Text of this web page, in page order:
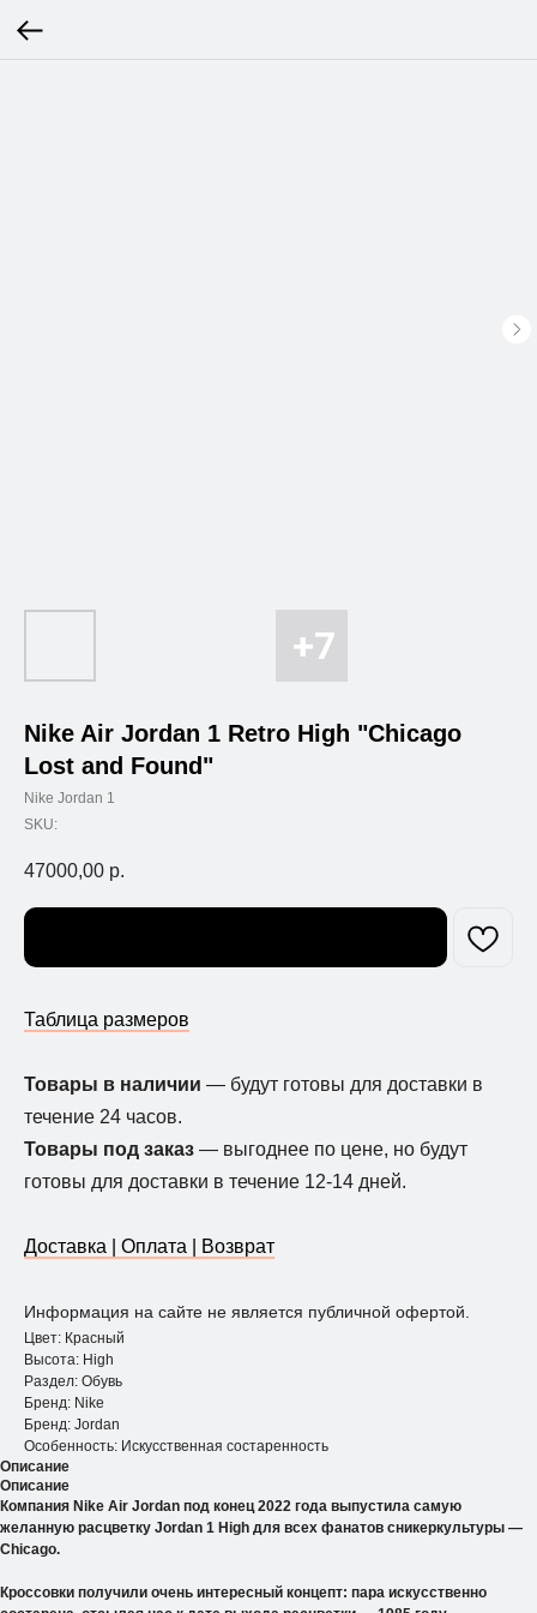
Nike Air Jordan 1 Retro High "Chicago
Lost and Found"
Nike Jordan 1
SKU:
47000,00 р.
Таблица размеров
Товары в наличии — будут готовы для доставки в
течение 24 часов.
Товары под заказ — выгоднее по цене, но будут
готовы для доставки в течение 12-14 дней.
Доставка | Оплата | Возврат
Информация на сайте не является публичной офертой.
Цвет: Красный
Высота: Нigh
Раздел: Обувь
Бренд: Nike
Бренд: Jordan
Особенность: Искусственная состаренность
Описание
Описание
Компания Nike Air Jordan под конец 2022 года выпустила самую
желанную расцветку Jordan 1 High для всех фанатов сникеркультуры —
Chicago.
Кроссовки получили очень интересный концепт: пара искусственно